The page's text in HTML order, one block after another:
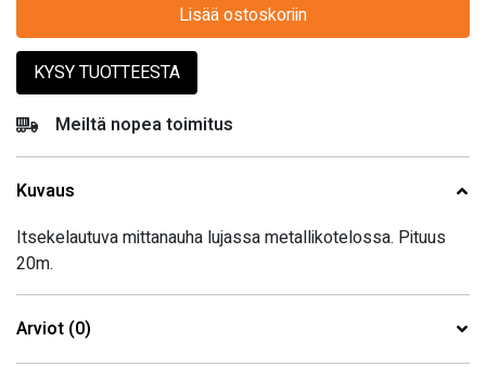
Lisää ostoskoriin
KYSY TUOTTEESTA
Meiltä nopea toimitus
Kuvaus
Itsekelautuva mittanauha lujassa metallikotelossa. Pituus
20m.
Arviot (0)